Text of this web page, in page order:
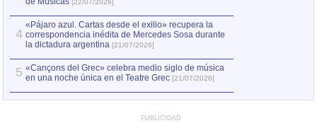
[22/07/2026]
4
«Pájaro azul. Cartas desde el exilio» recupera la
correspondencia inédita de Mercedes Sosa durante
la dictadura argentina [21/07/2026]
5 «Cançons del Grec» celebra medio siglo de música
en una noche única en el Teatre Grec [21/07/2026]
PUBLICIDAD